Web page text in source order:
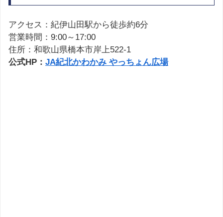
アクセス：紀伊山田駅から徒歩約6分
営業時間：9:00～17:00
住所：和歌山県橋本市岸上522-1
公式HP： JA紀北かわかみ やっちょん広場